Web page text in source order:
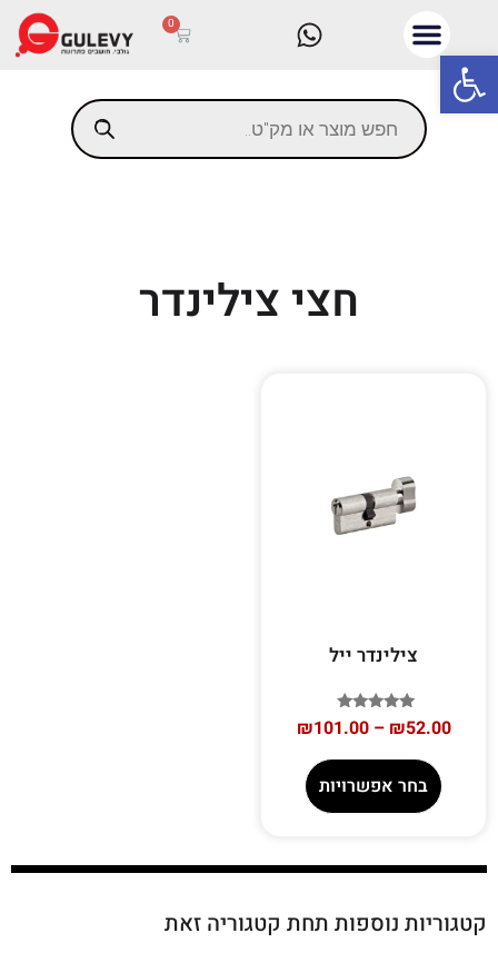
פתח סרגל נגישות
0
חצי צילינדר
צילינדר ייל
דורג
5.00
₪52.00
–
₪101.00
בחר אפשרויות
קטגוריות נוספות תחת קטגוריה זאת